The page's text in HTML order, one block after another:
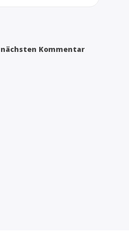
Kommentar